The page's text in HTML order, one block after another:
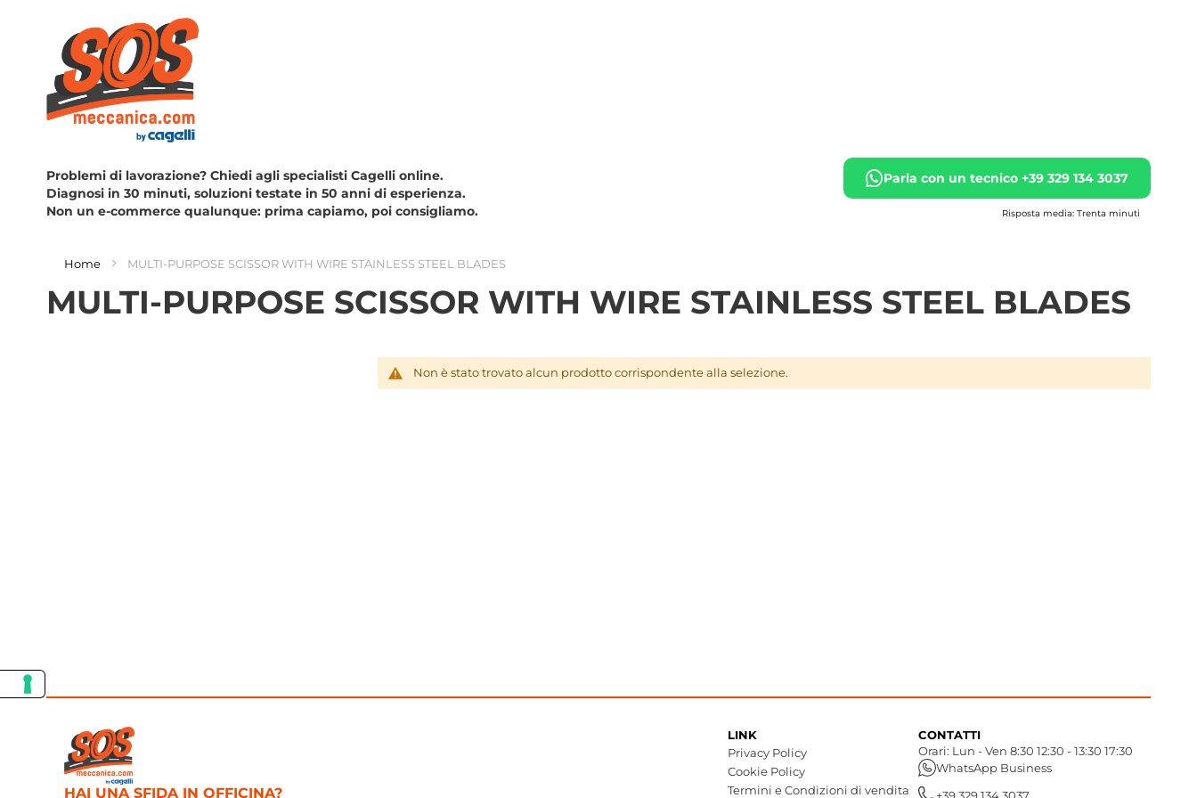
Problemi di lavorazione? Chiedi agli specialisti Cagelli online.
Diagnosi in 30 minuti, soluzioni testate in 50 anni di esperienza.
Non un e-commerce qualunque: prima capiamo, poi consigliamo.
Parla con un tecnico +39 329 134 3037
Risposta media: Trenta minuti
Home MULTI-PURPOSE SCISSOR WITH WIRE STAINLESS STEEL BLADES
MULTI-PURPOSE SCISSOR WITH WIRE STAINLESS STEEL BLADES
Non è stato trovato alcun prodotto corrispondente alla selezione.
HAI UNA SFIDA IN OFFICINA?
LINK
Privacy Policy
Cookie Policy
Termini e Condizioni di vendita
CONTATTI
Orari: Lun - Ven 8:30 12:30 - 13:30 17:30
WhatsApp Business
+39 329 134 3037